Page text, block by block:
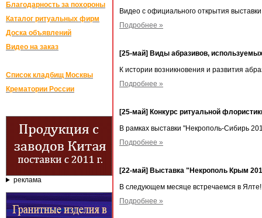
Благодарность за похороны
Каталог ритуальных фирм
Доска объявлений
Видео на заказ
Список кладбищ Москвы
Крематории России
реклама
Видео с официального открытия выставки
Подробнее »
[25-май] Виды абразивов,
К истории возникновения и развития
Подробнее »
[25-май] Конкурс ритуальной
В рамках выставки "Некрополь-Сибирь
Подробнее »
[22-май] Выставка "Некрополь Крым
В следующем месяце встречаемся в Ялте!
Подробнее »